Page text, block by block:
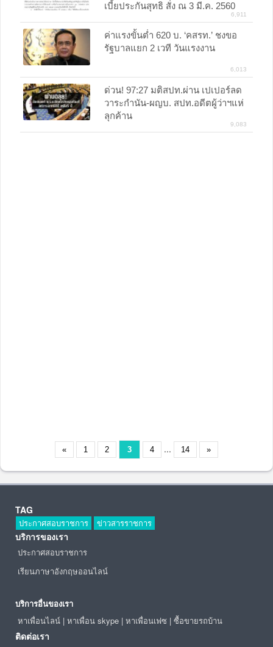
เบี้ยประกันสุทธิ สั่ง ณ 3 มี.ค. 2560
6,911
ค่าแรงขั้นต่ำ 620 บ. ‘คสรท.’ ชงขอ
รัฐบาลแยก 2 เวที วันแรงงาน
6,013
ด่วน! 97:27 มติสปท.ผ่าน เปเปอร์ลด
วาระกำนัน-ผญบ. สปท.อดีตผู้ว่าฯแห่
ลุกค้าน
9,083
« 1 2 3 4 ... 14 »
TAG
ประกาศสอบราชการ ข่าวสารราชการ
บริการของเรา
ประกาศสอบราชการ
เรียนภาษาอังกฤษออนไลน์
บริการอื่นของเรา
หาเพื่อนไลน์ | หาเพื่อน skype | หาเพื่อนเฟซ | ซื้อขายรถบ้าน
ติดต่อเรา